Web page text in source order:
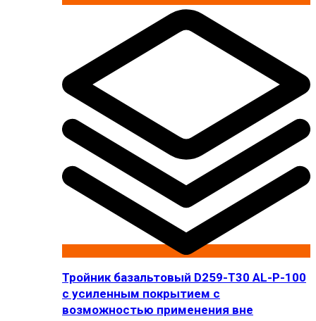
Тройник базальтовый D259-T30 AL-P-100
с усиленным покрытием с
возможностью применения вне